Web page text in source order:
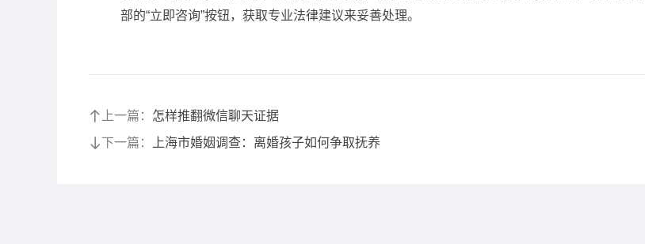
部的“立即咨询”按钮，获取专业法律建议来妥善处理。
上一篇： 怎样推翻微信聊天证据
下一篇：
上海市婚姻调查：离婚孩子如何争取抚养